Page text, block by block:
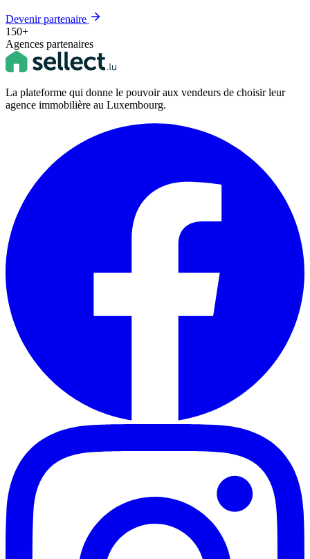
Devenir partenaire
150+
Agences partenaires
La plateforme qui donne le pouvoir aux vendeurs de choisir leur
agence immobilière au Luxembourg.